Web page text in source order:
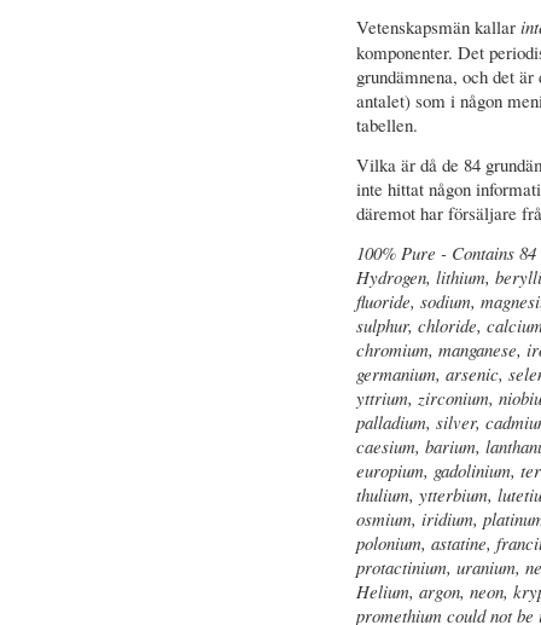
Vetenskapsmän kallar
komponenter. Det
grundämnena, och det
antalet) som i någon
tabellen.
Vilka är då de 84
inte hittat någon
däremot har försäljare
100% Pure - Contains
Hydrogen, lithium,
fluoride, sodium,
sulphur, chloride,
chromium, manganese,
germanium, arsenic,
yttrium, zirconium,
palladium, silver,
caesium, barium,
europium, gadolinium,
thulium, ytterbium,
osmium, iridium,
polonium, astatine,
protactinium, uranium,
Helium, argon, neon,
promethium could not